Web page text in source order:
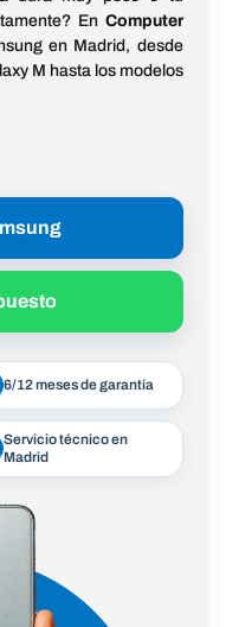
En Computer
en Madrid, desde
M hasta los modelos
6/12 meses de garantía
Servicio técnico en
Madrid